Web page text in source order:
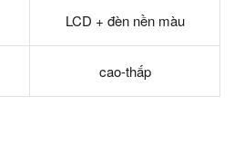
LCD + đèn nền màu
cao-thấp